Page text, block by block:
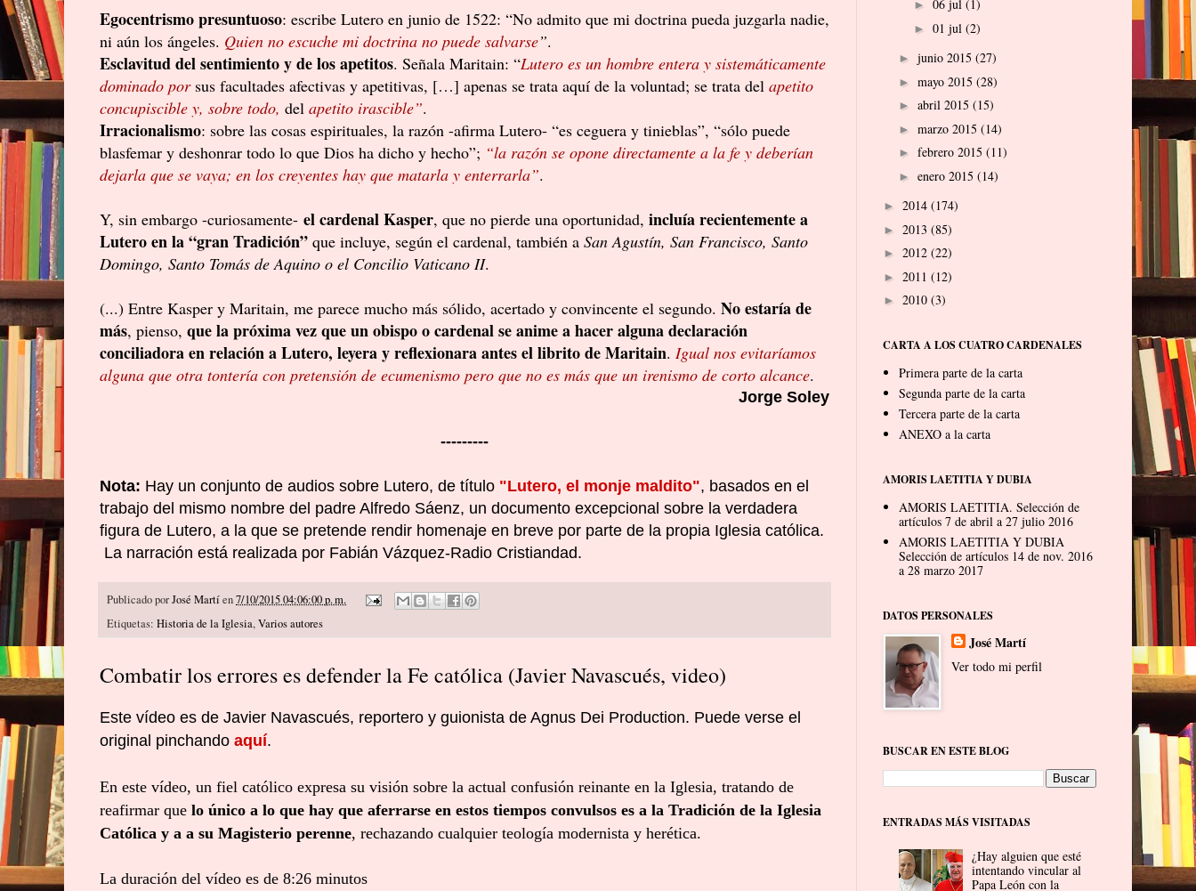
Egocentrismo presuntuoso: escribe Lutero en junio de 1522: “No admito que mi doctrina pueda juzgarla nadie,
ni aún los ángeles. Quien no escuche mi doctrina no puede salvarse”.
Esclavitud del sentimiento y de los apetitos. Señala Maritain: “Lutero es un hombre entera y sistemáticamente
dominado porsus facultades afectivas y apetitivas, […] apenas se trata aquí de la voluntad; se trata del apetito
concupiscible y, sobre todo, del apetito irascible”.
Irracionalismo: sobre las cosas espirituales, la razón -afirma Lutero- “es ceguera y tinieblas”, “sólo puede
blasfemar y deshonrar todo lo que Dios ha dicho y hecho”; “la razón se opone directamente a la fe y deberían
dejarla que se vaya; en los creyentes hay que matarla y enterrarla”.
Y, sin embargo -curiosamente- el cardenal Kasper, que no pierde una oportunidad, incluía recientemente a
Lutero en la “gran Tradición” que incluye, según el cardenal, también a San Agustín, San Francisco, Santo
Domingo, Santo Tomás de Aquino o el Concilio Vaticano II.
(...) Entre Kasper y Maritain, me parece mucho más sólido, acertado y convincente el segundo. No estaría de
más, pienso, que la próxima vez que un obispo o cardenal se anime a hacer alguna declaración
conciliadora en relación a Lutero, leyera y reflexionara antes el librito de Maritain. Igual nos evitaríamos
alguna que otra tontería con pretensión de ecumenismo pero que no es más que un irenismo de corto alcance.
Jorge Soley
---------
Nota: Hay un conjunto de audios sobre Lutero, de título "Lutero, el monje maldito", basados en el
trabajo del mismo nombre del padre Alfredo Sáenz, un documento excepcional sobre la verdadera
figura de Lutero, a la que se pretende rendir homenaje en breve por parte de la propia Iglesia católica.
La narración está realizada por Fabián Vázquez-Radio Cristiandad.
Publicado porJosé Martíen7/10/2015 04:06:00 p. m.
Etiquetas: Historia de la Iglesia,Varios autores
Combatir los errores es defender la Fe católica (Javier Navascués, video)
Este vídeo es de Javier Navascués, reportero y guionista de Agnus Dei Production. Puede verse el
original pinchando aquí.
En este vídeo, un fiel católico expresa su visión sobre la actual confusión reinante en la Iglesia, tratando de
reafirmar que lo único a lo que hay que aferrarse en estos tiempos convulsos es a la Tradición de la Iglesia
Católica y a a su Magisterio perenne, rechazando cualquier teología modernista y herética.
La duración del vídeo es de 8:26 minutos
► 06 jul (1)
► 01 jul (2)
► junio 2015 (27)
► mayo 2015 (28)
► abril 2015 (15)
► marzo 2015 (14)
► febrero 2015 (11)
► enero 2015 (14)
► 2014 (174)
► 2013 (85)
► 2012 (22)
► 2011 (12)
► 2010 (3)
CARTA A LOS CUATRO CARDENALES
Primera parte de la carta
Segunda parte de la carta
Tercera parte de la carta
ANEXO a la carta
AMORIS LAETITIA Y DUBIA
AMORIS LAETITIA. Selección de
artículos 7 de abril a 27 julio 2016
AMORIS LAETITIA Y DUBIA
Selección de artículos 14 de nov. 2016
a 28 marzo 2017
DATOS PERSONALES
José Martí
Ver todo mi perfil
BUSCAR EN ESTE BLOG
ENTRADAS MÁS VISITADAS
¿Hay alguien que esté
intentando vincular al
Papa León con la